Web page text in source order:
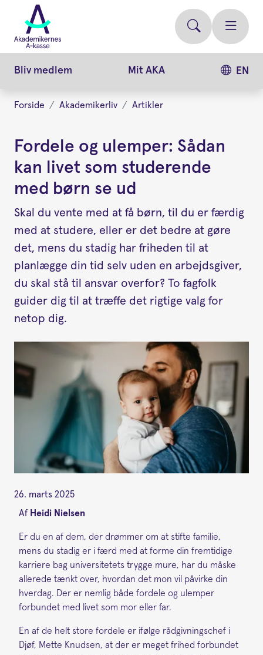
videre
hovedindhold
Bliv medlem Mit AKA EN
Forside Akademikerliv Artikler
Fordele og ulemper: Sådan
kan livet som studerende
med børn se ud
Skal du vente med at få børn, til du er færdig
med at studere, eller er det bedre at gøre
det, mens du stadig har friheden til at
planlægge din tid selv uden en arbejdsgiver,
du skal stå til ansvar overfor? To fagfolk
guider dig til at træffe det rigtige valg for
netop dig.
26. marts 2025
Af Heidi Nielsen
Er du en af dem, der drømmer om at stifte familie,
mens du stadig er i færd med at forme din fremtidige
karriere bag universitetets trygge mure, har du måske
allerede tænkt over, hvordan det mon vil påvirke din
hverdag. Der er nemlig både fordele og ulemper
forbundet med livet som mor eller far.
En af de helt store fordele er ifølge rådgivningschef i
Djøf, Mette Knudsen, at der er meget frihed forbundet